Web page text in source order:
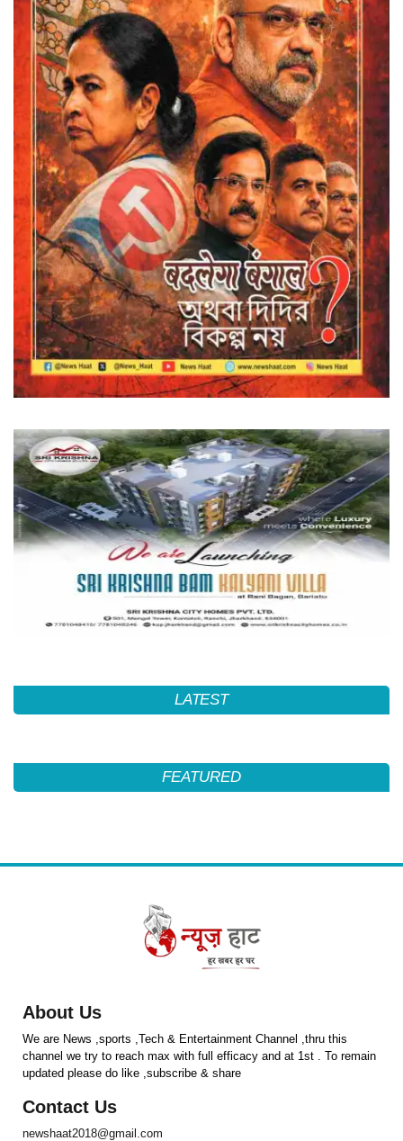
LATEST
FEATURED
About Us
We are News ,sports ,Tech & Entertainment Channel ,thru this
channel we try to reach max with full efficacy and at 1st . To remain
updated please do like ,subscribe & share
Contact Us
newshaat2018@gmail.com